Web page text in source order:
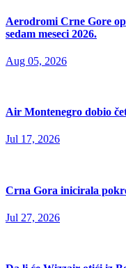
Aerodromi Crne Gore
sedam meseci 2026.
Aug 05, 2026
Air Montenegro dobio
Jul 17, 2026
Crna Gora inicirala
Jul 27, 2026